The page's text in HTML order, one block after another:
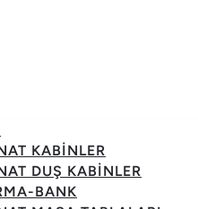
KABINLER
DUŞ KABINLER
BANK